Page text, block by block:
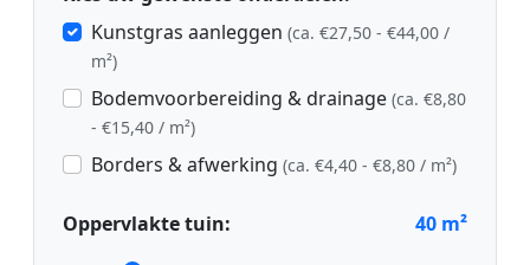
Kunstgras aanleggen (ca. €27,50 - €44,00 /
m²)
Bodemvoorbereiding & drainage (ca. €8,80
- €15,40 / m²)
Borders & afwerking (ca. €4,40 - €8,80 / m²)
Oppervlakte tuin: 40 m²